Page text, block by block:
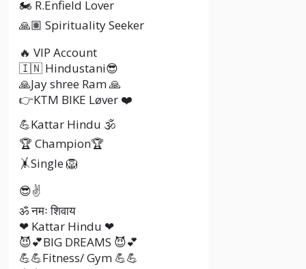
🏍️ R.Enfield Lover
🙏🏽 Spirituality Seeker
🔥 VIP Account
🇮🇳 Hindustani😎
🙏Jay shree Ram 🙏
👉KTM BIKE Løver ❤️
💪Kattar Hindu 🕉️
🏆 Champion🏆
🤸Single 🦁
😎✌
ॐ नमः शिवाय
❤ Kattar Hindu ❤
😈💕BIG DREAMS 😈💕
💪💪Fitness/ Gym 💪💪